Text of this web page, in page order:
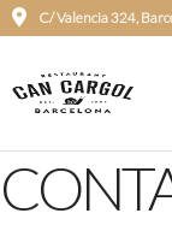
C/ Valencia 324,